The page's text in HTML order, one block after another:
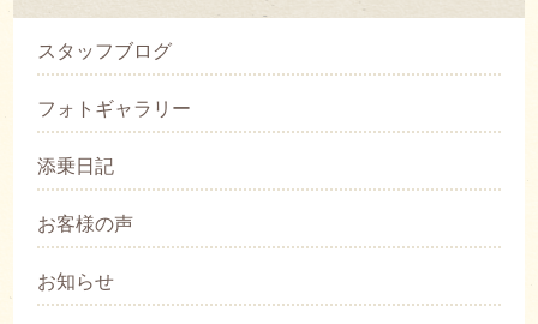
スタッフブログ
フォトギャラリー
添乗日記
お客様の声
お知らせ